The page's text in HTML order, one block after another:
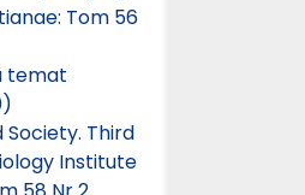
Tom 56
temat
Third
Institute